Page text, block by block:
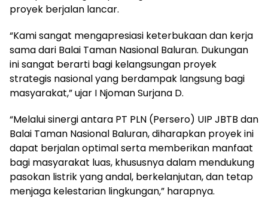
proyek berjalan lancar.
“Kami sangat mengapresiasi keterbukaan dan kerja
sama dari Balai Taman Nasional Baluran. Dukungan
ini sangat berarti bagi kelangsungan proyek
strategis nasional yang berdampak langsung bagi
masyarakat,” ujar I Njoman Surjana D.
“Melalui sinergi antara PT PLN (Persero) UIP JBTB dan
Balai Taman Nasional Baluran, diharapkan proyek ini
dapat berjalan optimal serta memberikan manfaat
bagi masyarakat luas, khususnya dalam mendukung
pasokan listrik yang andal, berkelanjutan, dan tetap
menjaga kelestarian lingkungan,” harapnya.